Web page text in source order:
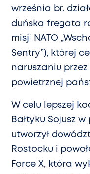
września br.
duńska fregata
misji NATO
Sentry”), której
naruszaniu przez
powietrznej
W celu lepszej
Bałtyku Sojusz w
utworzył
Rostocku i
Force X, która